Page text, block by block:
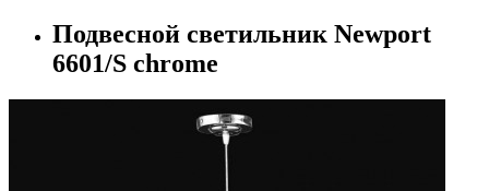
Подвесной светильник Newport
6601/S chrome